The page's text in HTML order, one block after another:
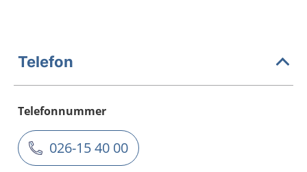
Telefon
Telefonnummer
026-15 40 00